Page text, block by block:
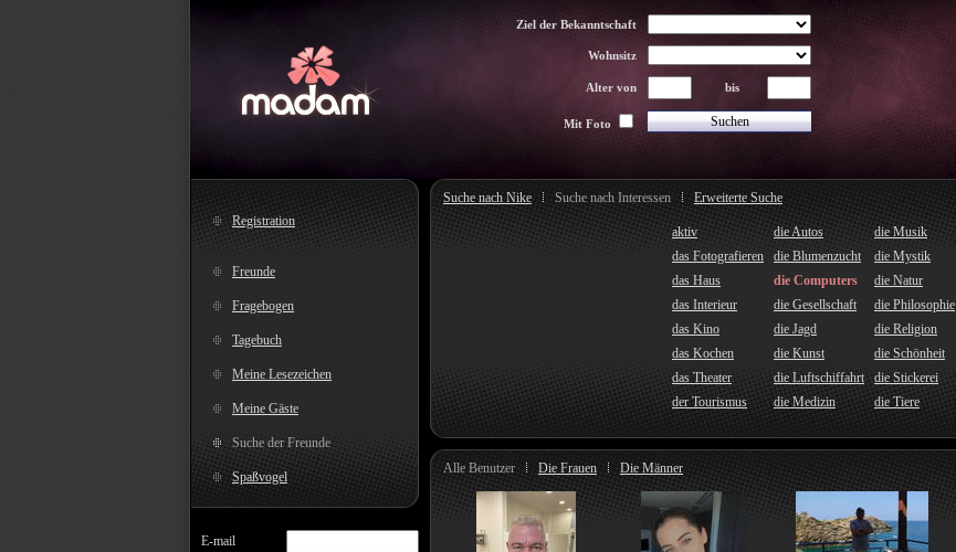
Ziel der Bekanntschaft
Wohnsitz
Alter von bis
Mit Foto
Registration
Freunde
Fragebogen
Tagebuch
Meine Lesezeichen
Meine Gäste
Suche der Freunde
Spaßvogel
E-mail
Suche nach Nike Suche nach Interessen Erweiterte Suche
aktiv
das Fotografieren
das Haus
das Interieur
das Kino
das Kochen
das Theater
der Tourismus
die Autos
die Blumenzucht
die Computers
die Gesellschaft
die Jagd
die Kunst
die Luftschiffahrt
die Medizin
die Musik
die Mystik
die Natur
die Philosophie
die Religion
die Schönheit
die Stickerei
die Tiere
Alle Benutzer Die Frauen Die Männer